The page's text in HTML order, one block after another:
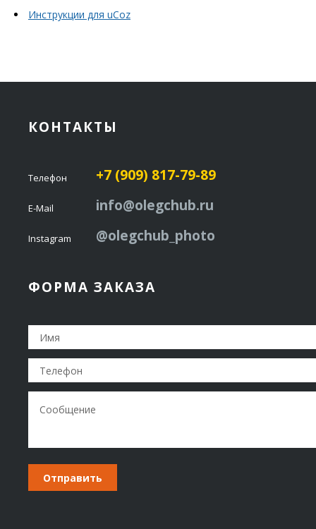
Инструкции для uCoz
КОНТАКТЫ
Телефон +7 (909) 817-79-89
E-Mail info@olegchub.ru
Instagram @olegchub_photo
ФОРМА ЗАКАЗА